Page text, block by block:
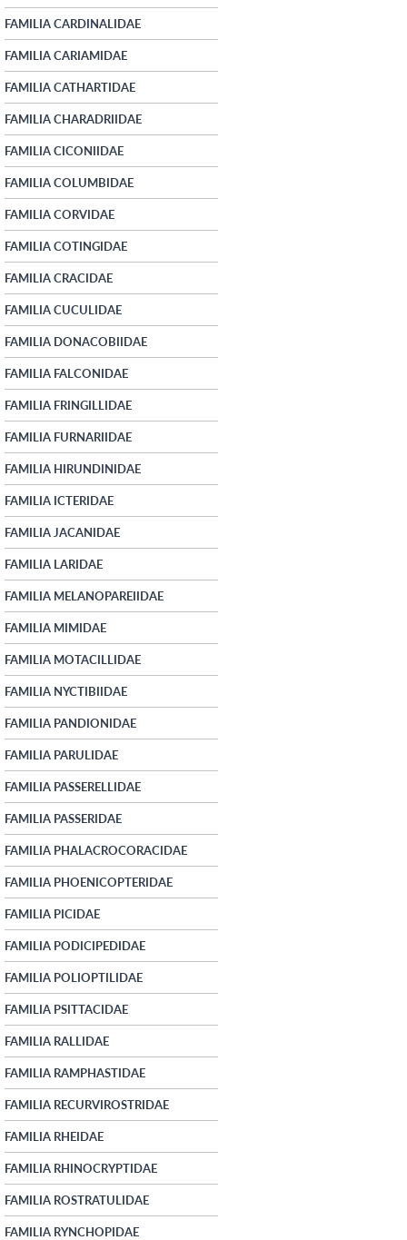
FAMILIA CARDINALIDAE
FAMILIA CARIAMIDAE
FAMILIA CATHARTIDAE
FAMILIA CHARADRIIDAE
FAMILIA CICONIIDAE
FAMILIA COLUMBIDAE
FAMILIA CORVIDAE
FAMILIA COTINGIDAE
FAMILIA CRACIDAE
FAMILIA CUCULIDAE
FAMILIA DONACOBIIDAE
FAMILIA FALCONIDAE
FAMILIA FRINGILLIDAE
FAMILIA FURNARIIDAE
FAMILIA HIRUNDINIDAE
FAMILIA ICTERIDAE
FAMILIA JACANIDAE
FAMILIA LARIDAE
FAMILIA MELANOPAREIIDAE
FAMILIA MIMIDAE
FAMILIA MOTACILLIDAE
FAMILIA NYCTIBIIDAE
FAMILIA PANDIONIDAE
FAMILIA PARULIDAE
FAMILIA PASSERELLIDAE
FAMILIA PASSERIDAE
FAMILIA PHALACROCORACIDAE
FAMILIA PHOENICOPTERIDAE
FAMILIA PICIDAE
FAMILIA PODICIPEDIDAE
FAMILIA POLIOPTILIDAE
FAMILIA PSITTACIDAE
FAMILIA RALLIDAE
FAMILIA RAMPHASTIDAE
FAMILIA RECURVIROSTRIDAE
FAMILIA RHEIDAE
FAMILIA RHINOCRYPTIDAE
FAMILIA ROSTRATULIDAE
FAMILIA RYNCHOPIDAE